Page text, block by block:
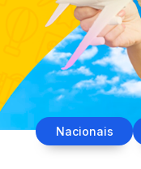
Nacionais